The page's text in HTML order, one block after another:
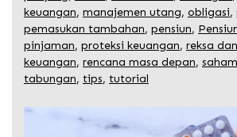
keuangan, manajemen utang, obligasi,
pemasukan tambahan, pensiun,
pinjaman, proteksi keuangan, reksa
keuangan, rencana masa depan, saham
tabungan, tips, tutorial